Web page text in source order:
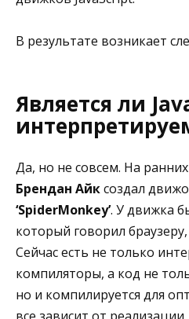
В результате возникает
Является ли
Да, но не совсем. На
Брендан Айксоздал
‘SpiderMonkey’. У движка
который говорил
Сейчас есть не только
компиляторы, а код не
но и компилируется для